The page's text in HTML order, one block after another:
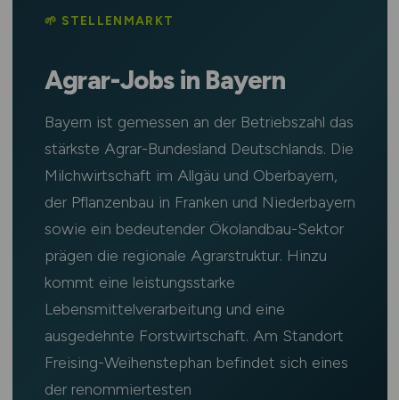
🌱 STELLENMARKT
Agrar-Jobs in Bayern
Bayern ist gemessen an der Betriebszahl das
stärkste Agrar-Bundesland Deutschlands. Die
Milchwirtschaft im Allgäu und Oberbayern,
der Pflanzenbau in Franken und Niederbayern
sowie ein bedeutender Ökolandbau-Sektor
prägen die regionale Agrarstruktur. Hinzu
kommt eine leistungsstarke
Lebensmittelverarbeitung und eine
ausgedehnte Forstwirtschaft. Am Standort
Freising-Weihenstephan befindet sich eines
der renommiertesten